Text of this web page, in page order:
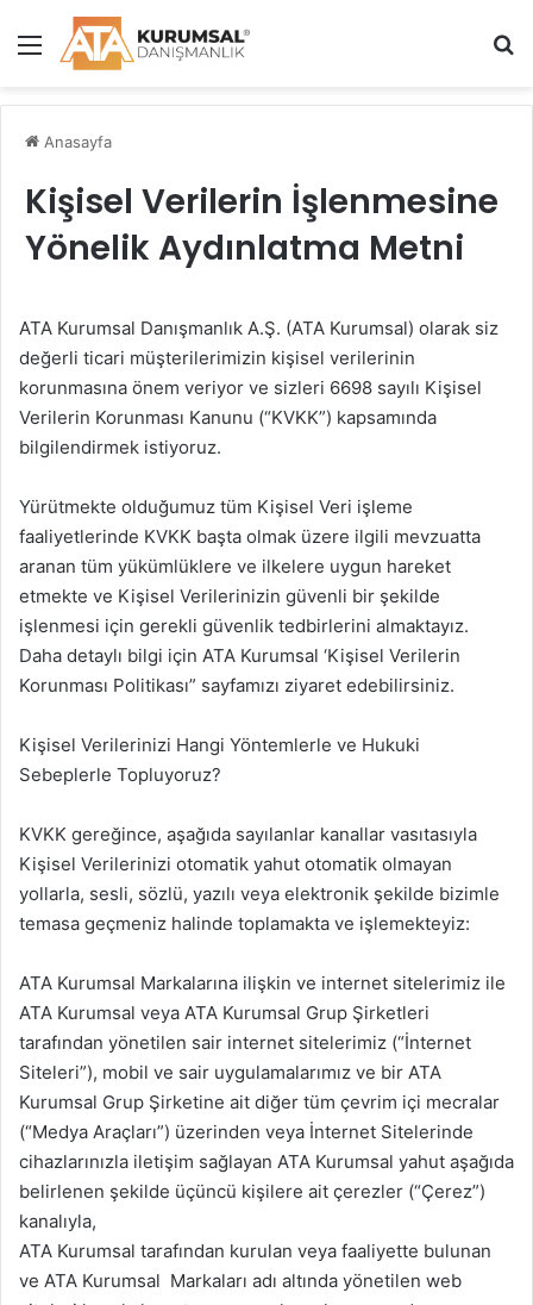
Menü
Anasayfa
Kişisel Verilerin İşlenmesine
Yönelik Aydınlatma Metni
ATA Kurumsal Danışmanlık A.Ş. (ATA Kurumsal) olarak siz
değerli ticari müşterilerimizin kişisel verilerinin
korunmasına önem veriyor ve sizleri 6698 sayılı Kişisel
Verilerin Korunması Kanunu (“KVKK”) kapsamında
bilgilendirmek istiyoruz.
Yürütmekte olduğumuz tüm Kişisel Veri işleme
faaliyetlerinde KVKK başta olmak üzere ilgili mevzuatta
aranan tüm yükümlüklere ve ilkelere uygun hareket
etmekte ve Kişisel Verilerinizin güvenli bir şekilde
işlenmesi için gerekli güvenlik tedbirlerini almaktayız.
Daha detaylı bilgi için ATA Kurumsal ‘Kişisel Verilerin
Korunması Politikası” sayfamızı ziyaret edebilirsiniz.
Kişisel Verilerinizi Hangi Yöntemlerle ve Hukuki
Sebeplerle Topluyoruz?
KVKK gereğince, aşağıda sayılanlar kanallar vasıtasıyla
Kişisel Verilerinizi otomatik yahut otomatik olmayan
yollarla, sesli, sözlü, yazılı veya elektronik şekilde bizimle
temasa geçmeniz halinde toplamakta ve işlemekteyiz:
ATA Kurumsal Markalarına ilişkin ve internet sitelerimiz ile
ATA Kurumsal veya ATA Kurumsal Grup Şirketleri
tarafından yönetilen sair internet sitelerimiz (“İnternet
Siteleri”), mobil ve sair uygulamalarımız ve bir ATA
Kurumsal Grup Şirketine ait diğer tüm çevrim içi mecralar
(“Medya Araçları”) üzerinden veya İnternet Sitelerinde
cihazlarınızla iletişim sağlayan ATA Kurumsal yahut aşağıda
belirlenen şekilde üçüncü kişilere ait çerezler (“Çerez”)
kanalıyla,
ATA Kurumsal tarafından kurulan veya faaliyette bulunan
ve ATA Kurumsal Markaları adı altında yönetilen web